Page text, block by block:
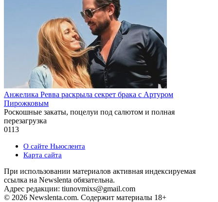
Анжелика Ревва раскрыла секрет брака с Артуром
Пирожковым
Роскошные закаты, поцелуи под салютом и полная
перезагрузка
0113
О сайте Ньюслента
Карта сайта
При использовании материалов активная индексируемая
ссылка на Newslenta обязательна.
Адрес редакции: tiunovmixs@gmail.com
© 2026 Newslenta.com. Содержит материалы 18+